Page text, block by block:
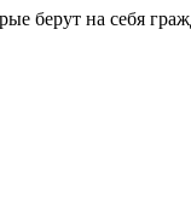
берут на себя